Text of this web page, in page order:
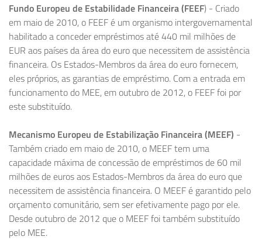
Fundo Europeu de Estabilidade Financeira (FEEF) - Criado
em maio de 2010, o FEEF é um organismo intergovernamental
habilitado a conceder empréstimos até 440 mil milhões de
EUR aos países da área do euro que necessitem de assistência
financeira. Os Estados-Membros da área do euro fornecem,
eles próprios, as garantias de empréstimo. Com a entrada em
funcionamento do MEE, em outubro de 2012, o FEEF foi por
este substituído.
Mecanismo Europeu de Estabilização Financeira (MEEF) -
Também criado em maio de 2010, o MEEF tem uma
capacidade máxima de concessão de empréstimos de 60 mil
milhões de euros aos Estados-Membros da área do euro que
necessitem de assistência financeira. O MEEF é garantido pelo
orçamento comunitário, sem ser efetivamente pago por ele.
Desde outubro de 2012 que o MEEF foi também substituído
pelo MEE.